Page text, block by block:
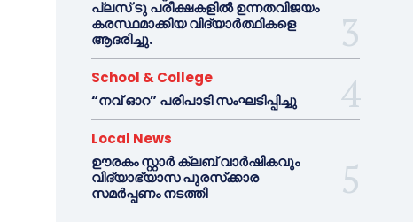
പ്ലസ് ടു പരീക്ഷകളിൽ ഉന്നതവിജയം
കരസ്ഥമാക്കിയ വിദ്യാർത്ഥികളെ
ആദരിച്ചു.
School & College
“നവ് ഓറ” പരിപാടി സംഘടിപ്പിച്ചു
Local News
ഊരകം സ്റ്റാർ ക്ലബ് വാർഷികവും
വിദ്യാഭ്യാസ പുരസ്‌ക്കാര
സമർപ്പണം നടത്തി